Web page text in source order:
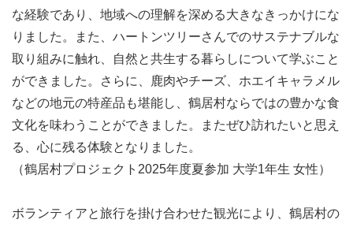
9月20日 阿寒摩周周遊/bbq/硫黄山/弟子屈ラーメン
な経験であり、地域への理解を深める大きなきっかけにな
りました。また、ハートンツリーさんでのサステナブルな
取り組みに触れ、自然と共生する暮らしについて学ぶこと
ができました。さらに、鹿肉やチーズ、ホエイキャラメル
などの地元の特産品も堪能し、鶴居村ならではの豊かな食
文化を味わうことができました。またぜひ訪れたいと思え
る、心に残る体験となりました。
（鶴居村プロジェクト2025年度夏参加 大学1年生 女性）
ボランティアと旅行を掛け合わせた観光により、鶴居村の